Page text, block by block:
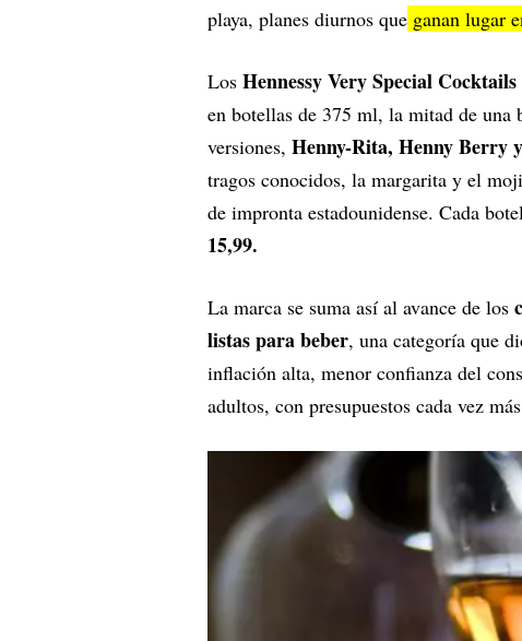
playa, planes diurnos que ganan lugar
Los Hennessy Very Special Cocktails
en botellas de 375 ml, la mitad de
versiones, Henny-Rita, Henny Berry
tragos conocidos, la margarita y el
de impronta estadounidense. Cada
15,99.
La marca se suma así al avance de los
listas para beber, una categoría que
inflación alta, menor confianza del
adultos, con presupuestos cada vez